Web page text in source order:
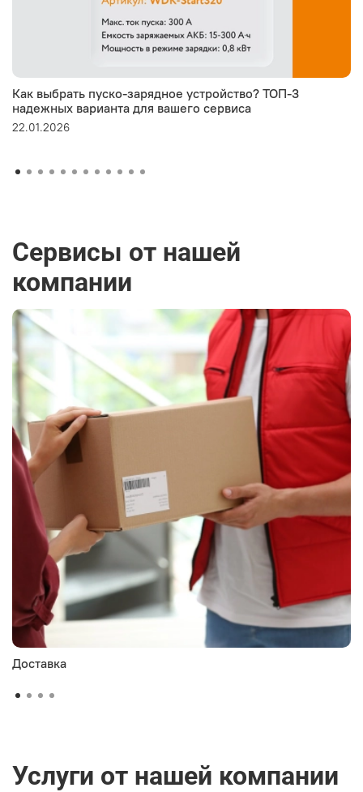
Как выбрать пуско-зарядное устройство? ТОП-3
надежных варианта для вашего сервиса
22.01.2026
Сервисы от нашей
компании
Доставка
Услуги от нашей компании